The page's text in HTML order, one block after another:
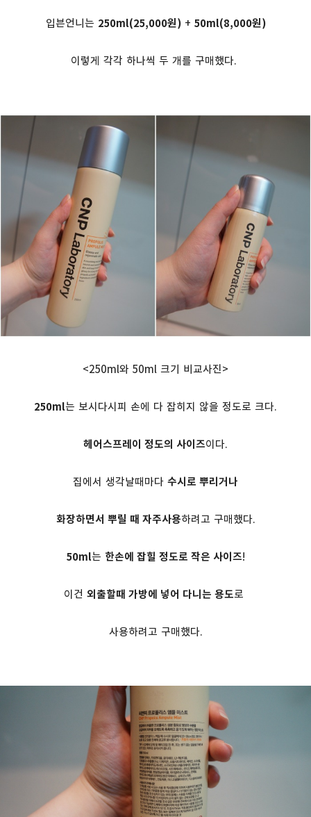
입븐언니는 250ml(25,000원)+ 50ml(8,000원)
이렇게 각각 하나씩 두 개를 구매했다.
<250ml와 50ml 크기 비교사진>
250ml는 보시다시피 손에 다 잡히지 않을 정도로 크다.
헤어스프레이 정도의 사이즈이다.
집에서 생각날때마다 수시로 뿌리거나
화장하면서 뿌릴 때 자주사용하려고 구매했다.
50ml는 한손에 잡힐 정도로 작은 사이즈!
이건 외출할때 가방에 넣어 다니는 용도로
사용하려고 구매했다.